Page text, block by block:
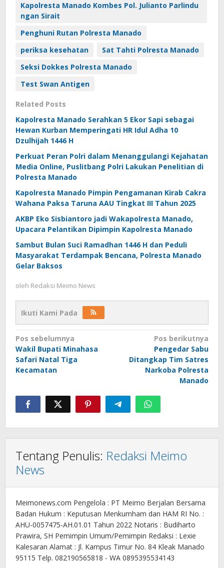
Kapolresta Manado Kombes Pol. Julianto Parlindu
ngan Sirait
Penghuni Rutan Polresta Manado
periksa kesehatan
Sat Tahti Polresta Manado
Seksi Dokkes Polresta Manado
Test Swan Antigen
Related Posts
Kapolresta Manado Serahkan 5 Ekor Sapi sebagai
Hewan Kurban Memperingati HR Idul Adha 10
Dzulhijah 1446 H
Perkuat Peran Polri dalam Menanggulangi Kejahatan
Media Online, Puslitbang Polri Lakukan Penelitian di
Polresta Manado
Kapolresta Manado Pimpin Pengamanan Kirab Cakra
Wahana Paksa Taruna AAU Tingkat III Tahun 2025
AKBP Eko Sisbiantoro jadi Wakapolresta Manado,
Upacara Pelantikan Dipimpin Kapolresta Manado
Sambut Bulan Suci Ramadhan 1446 H dan Peduli
Masyarakat Terdampak Bencana, Polresta Manado
Gelar Baksos
oleh Redaksi Meimo News
Ikuti Kami Pada
Navigasi
pos
Pos sebelumnya
Wakil Bupati Minahasa
Safari Natal Tiga
Kecamatan
Pos berikutnya
Pengedar Sabu
Ditangkap Tim Satres
Narkoba Polresta
Manado
Tentang Penulis: Redaksi Meimo
News
Meimonews.com Pengelola : PT Meimo Berjalan Bersama
Badan Hukum : Keputusan Menkumham dan HAM RI No. :
AHU-0057475-AH.01.01 Tahun 2022 Notaris : Budiharto
Prawira, SH Pemimpin Umum/Pemimpin Redaksi : Lexie
Kalesaran Alamat : Jl. Kampus Timur No. 84 Kleak Manado
95115 Telp. 082190565818 - WA 0895395534143